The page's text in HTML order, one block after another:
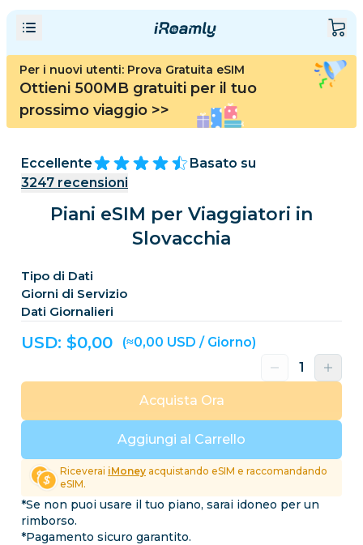
Per i nuovi utenti: Prova Gratuita eSIM
Ottieni 500MB gratuiti per il tuo
prossimo viaggio >>
Eccellente
Basato su
3247 recensioni
Piani eSIM per Viaggiatori in
Slovacchia
Tipo di Dati
Giorni di Servizio
Dati Giornalieri
USD: $0,00 (≈0,00 USD / Giorno)
Aggiungi al Carrello
Acquista Ora
Riceverai iMoney acquistando eSIM e raccomandando
eSIM.
*Se non puoi usare il tuo piano, sarai idoneo per un
rimborso.
*Pagamento sicuro garantito.